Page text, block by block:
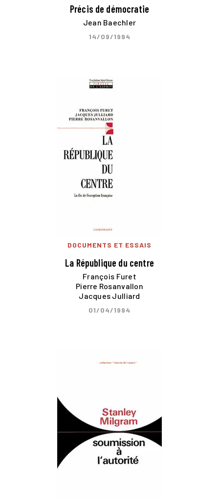
Précis de démocratie
Jean Baechler
14/09/1994
DOCUMENTS ET ESSAIS
La République du centre
François Furet
Pierre Rosanvallon
Jacques Julliard
01/04/1994